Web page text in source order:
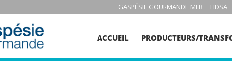
GASPÉSIE GOURMANDE MER FIDSA
ACCUEIL PRODUCTEURS/